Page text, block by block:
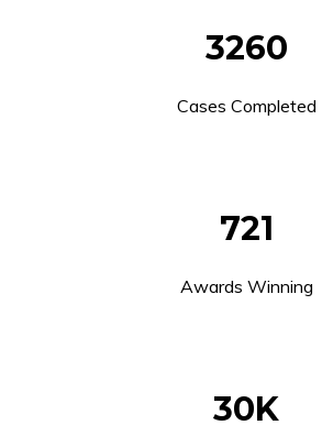
3260
Cases Completed
721
Awards Winning
30K